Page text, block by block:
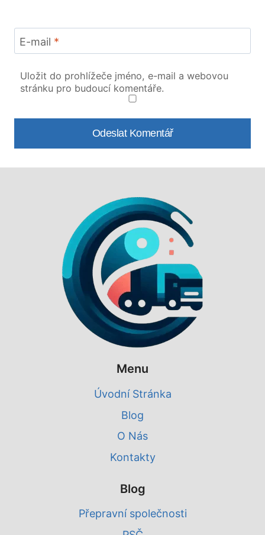
E-mail *
Uložit do prohlížeče jméno, e-mail a webovou
stránku pro budoucí komentáře.
Menu
Úvodní Stránka
Blog
O Nás
Kontakty
Blog
Přepravní společnosti